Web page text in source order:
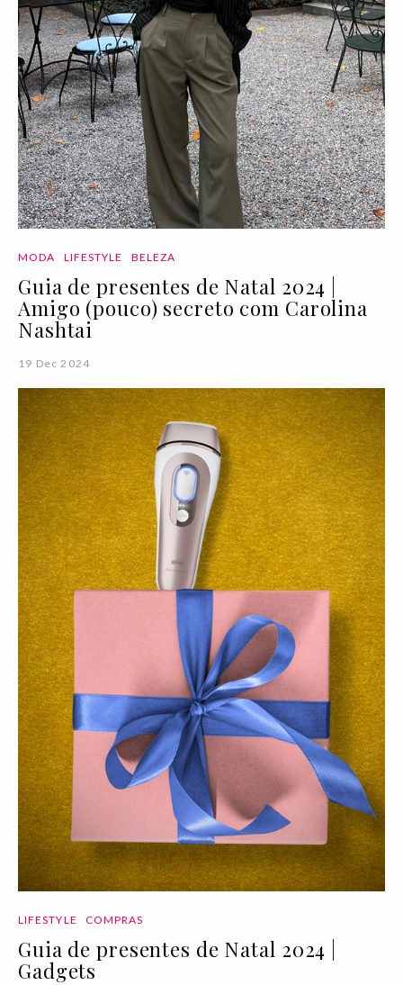
MODA LIFESTYLE BELEZA
Guia de presentes de Natal 2024 |
Amigo (pouco) secreto com Carolina
Nashtai
19 Dec 2024
LIFESTYLE COMPRAS
Guia de presentes de Natal 2024 |
Gadgets